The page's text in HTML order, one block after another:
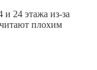
и 24 этажа из-за
плохим